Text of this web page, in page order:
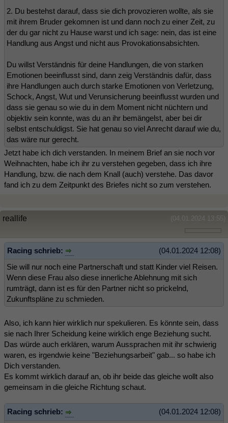
2. Du bestehst darauf, dass sie dich provozieren wollte, als sie
mit ihrem Bruder gekomnen ist und dann noch zu einer Zeit, zu
der du gar nicht zu Hause warst und ich sage: nein, das ist eine
Handlung aus Angst und nicht aus Provokationsabsichten.
Du willst Verständnis für deine Handlungen, die von starken
Emotionen beeinflusst sind, dann zeig Verständnis dafür, dass
ihre Handlungen auch durch starke Emotionen von Verletzung,
Schock, Angst, Wut und Verunsicherung beeinflusst wurden und
dass sie genau so wie du in dem Moment nicht nüchtern und
objektiv sein konnte, was du an ihr bemängelst, aber bei dir
selbst entschuldigst. Sie hat genau so viel Anrecht darauf wie du,
das wäre nur gerecht.
Jetzt habe ich dich verstanden. In meinem Brief an sie noch vor
Weihnachten, habe ich ihr zu verstehen gegeben, dass ich ihre
Handlung, bzw. die nach dem Knall (auch) verstehe. Das davor
fand ich zu dem Zeitpunkt des Briefes nicht so zum verstehen.
(04.01.2024 13:55)
reallife
(04.01.2024 12:08)
Racing schrieb:
Sie will nur noch eine Partnerschaft und statt Kinder viel Reisen.
Wenn diese Frau also diese innerliche Ablehnung mit sich
rumträgt, dann ist es für den Partner nicht so prickelnd,
Zukunftspläne zu schmieden.
Also, ich kann hier wirklich nur spekulieren. Es könnte sein, dass
sie nach Ihrer Scheidung keine wirklich enge Beziehung sucht.
Das würde auch erklären, warum Aussprachen mit ihr schwierig
waren, es irgendwie keine "Beziehungsarbeit" gab... so habe ich
Dich verstanden.
Es kommt wirklich darauf an, ob ihr beide das gleiche wollt also
gemeinsam in die gleiche Richtung schaut.
(04.01.2024 12:08)
Racing schrieb: